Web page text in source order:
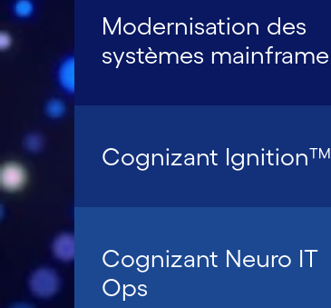
Modernisation des
systèmes mainframe
Cognizant Ignition™
Cognizant Neuro IT
Ops